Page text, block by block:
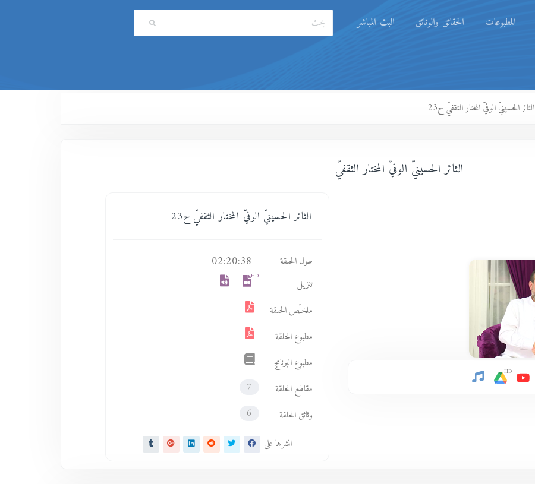
المطبوعات الحقائق والوثائق البث المباشر
الثائر الحسينيّ الوفيّ المختار الثقفيّ ح23
الثائر الحسينيّ الوفيّ المختار الثقفيّ
HD
الثائر الحسينيّ الوفيّ المختار الثقفيّ ح23
طول الحلقة 02:20:38
تنزيل
HD
ملخـّص الحلقة
مطبوع الحلقة
مطبوع البرنامج
مقاطع الحلقة
7
وثائق الحلقة 6
انشرها على